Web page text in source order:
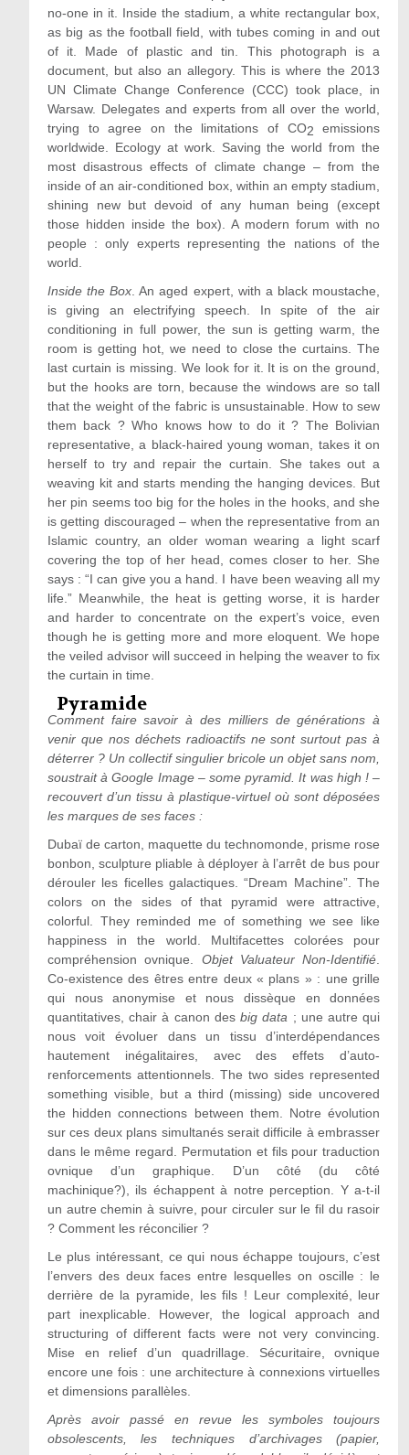
no-one in it. Inside the stadium, a white rectangular box,
as big as the football field, with tubes coming in and out
of it. Made of plastic and tin. This photograph is a
document, but also an allegory. This is where the 2013
UN Climate Change Conference (CCC) took place, in
Warsaw. Delegates and experts from all over the world,
trying to agree on the limitations of CO2 emissions
worldwide. Ecology at work. Saving the world from the
most disastrous effects of climate change – from the
inside of an air-conditioned box, within an empty stadium,
shining new but devoid of any human being (except
those hidden inside the box). A modern forum with no
people : only experts representing the nations of the
world.
Inside the Box . An aged expert, with a black moustache,
is giving an electrifying speech. In spite of the air
conditioning in full power, the sun is getting warm, the
room is getting hot, we need to close the curtains. The
last curtain is missing. We look for it. It is on the ground,
but the hooks are torn, because the windows are so tall
that the weight of the fabric is unsustainable. How to sew
them back ? Who knows how to do it ? The Bolivian
representative, a black-haired young woman, takes it on
herself to try and repair the curtain. She takes out a
weaving kit and starts mending the hanging devices. But
her pin seems too big for the holes in the hooks, and she
is getting discouraged – when the representative from an
Islamic country, an older woman wearing a light scarf
covering the top of her head, comes closer to her. She
says : “I can give you a hand. I have been weaving all my
life.” Meanwhile, the heat is getting worse, it is harder
and harder to concentrate on the expert’s voice, even
though he is getting more and more eloquent. We hope
the veiled advisor will succeed in helping the weaver to fix
the curtain in time.
Pyramide
Comment faire savoir à des milliers de générations à
venir que nos déchets radioactifs ne sont surtout pas à
déterrer ? Un collectif singulier bricole un objet sans nom,
soustrait à Google Image – some pyramid. It was high ! –
recouvert d’un tissu à plastique-virtuel où sont déposées
les marques de ses faces :
Dubaï de carton, maquette du technomonde, prisme rose
bonbon, sculpture pliable à déployer à l’arrêt de bus pour
dérouler les ficelles galactiques. “Dream Machine”. The
colors on the sides of that pyramid were attractive,
colorful. They reminded me of something we see like
happiness in the world. Multifacettes colorées pour
compréhension ovnique. Objet Valuateur Non-Identifié
Co-existence des êtres entre deux « plans » : une grille
qui nous anonymise et nous dissèque en données
quantitatives, chair à canon desbig data ; une autre qui
nous voit évoluer dans un tissu d’interdépendances
hautement inégalitaires, avec des effets d’auto-
renforcements attentionnels. The two sides represented
something visible, but a third (missing) side uncovered
the hidden connections between them. Notre évolution
sur ces deux plans simultanés serait difficile à embrasser
dans le même regard. Permutation et fils pour traduction
ovnique d’un graphique. D’un côté (du côté
machinique?), ils échappent à notre perception. Y a-t-il
un autre chemin à suivre, pour circuler sur le fil du rasoir
? Comment les réconcilier ?
Le plus intéressant, ce qui nous échappe toujours, c’est
l’envers des deux faces entre lesquelles on oscille : le
derrière de la pyramide, les fils ! Leur complexité, leur
part inexplicable. However, the logical approach and
structuring of different facts were not very convincing.
Mise en relief d’un quadrillage. Sécuritaire, ovnique
encore une fois : une architecture à connexions virtuelles
et dimensions parallèles.
Après avoir passé en revue les symboles toujours
obsolescents, les techniques d’archivages (papier,